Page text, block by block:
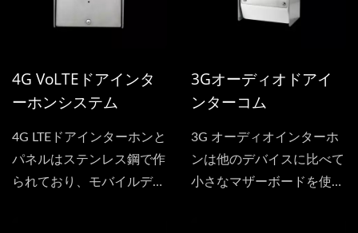
4G VoLTEドアインタ
ーホンシステム
4G LTEドアインターホンと
パネルはステンレス鋼で作
られており、モバイルデバ
3Gオーディオドアイ
ンターコム
3G オーディオインターホ
ンは他のデバイスに比べて
小さなマザーボードを使用